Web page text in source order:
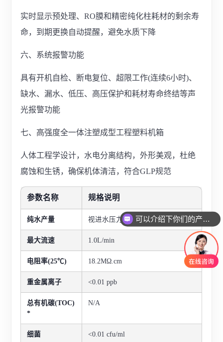
实时显示预处理、RO膜和精密纯化柱耗材的剩余寿
命，到期更换自动提醒，避免水质下降
六、系统报警功能
具有开机自检、断电复位、超限工作(连续6小时)、
缺水、漏水、低压、高压保护和耗材寿命终结等声
光报警功能
七、高强度全一体注塑成型工程塑料机箱
人体工程学设计，水电分离结构，外形美观，杜绝
腐蚀和生锈，确保机体清洁，符合GLP规范
参数名称 规格说明
纯水产量 视进水压力、流量
最大流速 1.0L/min
电阻率(25℃) 18.2MΩ.cm
重金属离子 <0.01 ppb
总有机碳(TOC)
*
N/A
细菌 <0.01 cfu/ml
可以介绍下你们的产品么